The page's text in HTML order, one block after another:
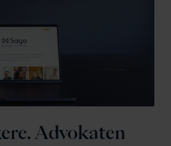
Advokaten